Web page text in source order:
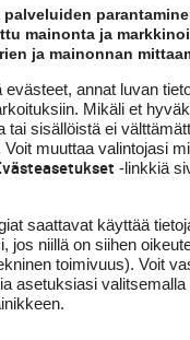
Golfpiste mediakortti
Golfpisteen yhteystiedot
DSA avoimuusraportti
Asiakaspalvelu
palveluiden
mainonta ja
ja mainonnan
annat luvan
Mikäli et
tai sisällöistä ei
muuttaa valintojasi
-linkkiä
saattavat käyttää
jos niillä on siihen
toimivuus). Voit
asetuksiasi valitsemalla